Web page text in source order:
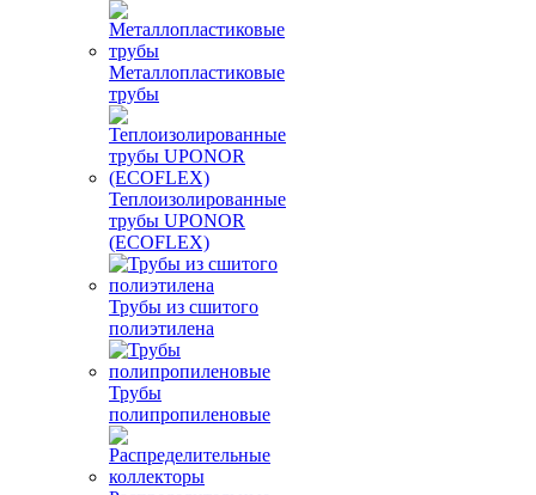
Металлопластиковые
трубы
Теплоизолированные
трубы UPONOR
(ECOFLEX)
Трубы из сшитого
полиэтилена
Трубы
полипропиленовые